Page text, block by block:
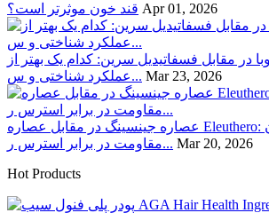
قند خون موثرتر است؟ Apr 01, 2026
در مقابل فسفاتیدیل سرین: کدام یک بهتر از
عملکرد شناختی و س... Mar 23, 2026
عصاره جینسینگ در مقابل عصاره Eleuthero: کدام آداپتوژن
مقاومت در برابر استرس ر... Mar 20, 2026
Hot Products